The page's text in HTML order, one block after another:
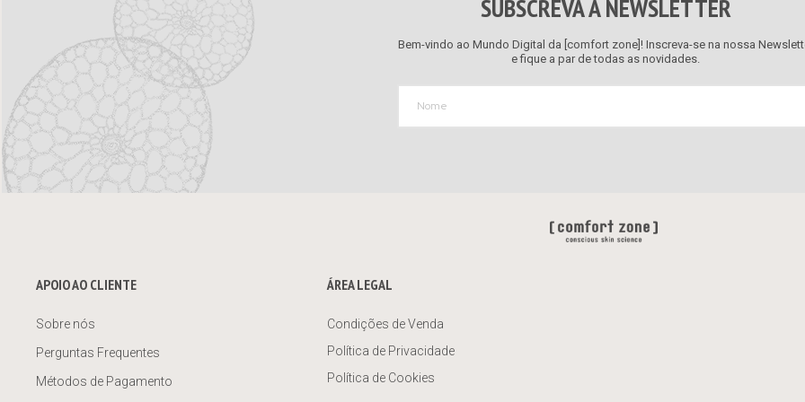
SUBSCREVA A NEWSLETTER
Bem-vindo ao Mundo Digital da [comfort zone]! Inscreva-se na nossa
e fique a par de todas as novidades.
APOIO AO CLIENTE
Sobre nós
Perguntas Frequentes
Métodos de Pagamento
ÁREA LEGAL
Condições de Venda
Política de Privacidade
Política de Cookies